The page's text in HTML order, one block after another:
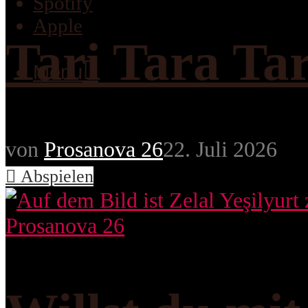
Apple
Menu
Tari Tara
von Prosanova 2622. Juli 2026
Abspielen
Prosanova 26